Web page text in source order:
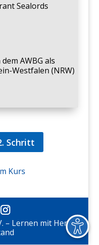
Sealords
AWBG als
Westfalen (NRW)
Schritt
Kurs
– Lernen mit Herz